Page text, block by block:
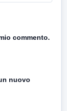
commento.
nuovo